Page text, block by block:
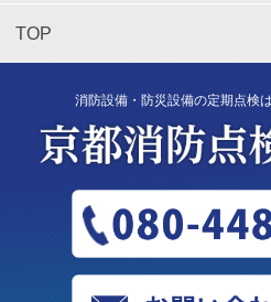
TOP
消防設備・防災設備の定期点検